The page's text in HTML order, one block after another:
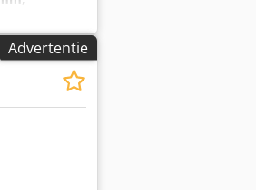
velden 4 m
14
Vracht /
- Lossen
Advertentie